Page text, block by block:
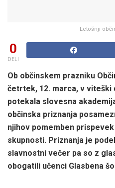
Letošnji
0
DELI
Ob občinskem prazniku
četrtek, 12. marca, v viteški
potekala slovesna
občinska priznanja
njihov pomemben
skupnosti. Priznanja je
slavnostni večer pa so z
obogatili učenci Glasbena